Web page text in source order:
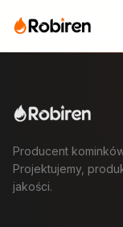
Producent
Projektujemy,
jakości.